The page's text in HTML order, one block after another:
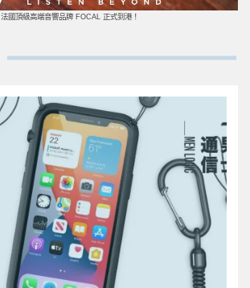
法國頂級高端音響品牌 FOCAL 正式到港！